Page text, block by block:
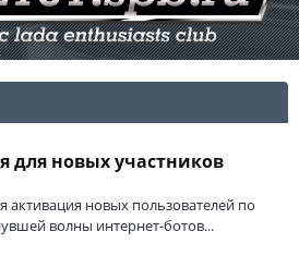
для новых участников
активация новых пользователей по
волны интернет-ботов...